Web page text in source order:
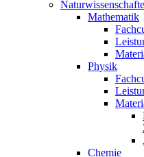
Mathematik
Physik
Chemie